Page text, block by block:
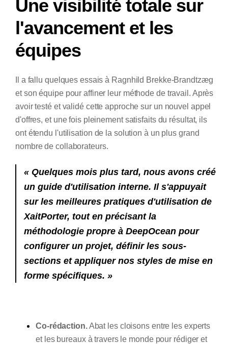
Une visibilité totale sur
l'avancement et les
équipes
Il a fallu quelques essais à Ragnhild Brekke-Brandtzæg
et son équipe pour affiner leur méthode de travail. Après
avoir testé et validé cette approche sur un nouvel appel
d'offres, et une fois pleinement satisfaits du résultat, ils
ont étendu l'utilisation de la solution à un plus grand
nombre de collaborateurs.
« Quelques mois plus tard, nous avons créé
un guide d'utilisation interne. Il s'appuyait
sur les meilleures pratiques d'utilisation de
XaitPorter, tout en précisant la
méthodologie propre à DeepOcean pour
configurer un projet, définir les sous-
sections et appliquer nos styles de mise en
forme spécifiques. »
Co-rédaction.Abat les cloisons entre les experts
et les bureaux à travers le monde pour rédiger et